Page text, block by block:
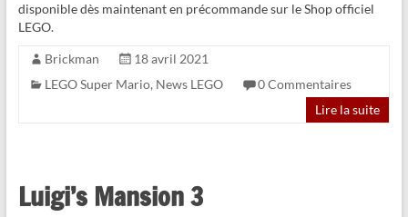
disponible dès maintenant en précommande sur le Shop officiel
LEGO.
Brickman
18 avril 2021
LEGO Super Mario, News LEGO
0 Commentaires
Lire la suite
Luigi’s Mansion 3